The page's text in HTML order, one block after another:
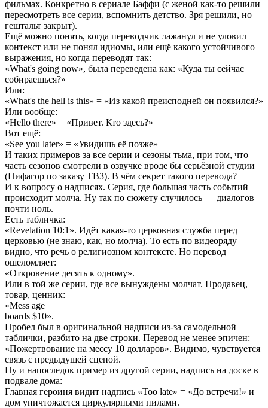
фильмах. Конкретно в сериале Баффи (с женой как-то решили
пересмотреть все серии, вспомнить детство. Зря решили, но
гештальт закрыт).
Ещё можно понять, когда переводчик лажанул и не уловил
контекст или не понял идиомы, или ещё какого устойчивого
выражения, но когда переводят так:
«What's going now», была переведена как: «Куда ты сейчас
собираешься?»
Или:
«What's the hell is this» = «Из какой преисподней он появился?»
Или вообще:
«Hello there» = «Привет. Кто здесь?»
Вот ещё:
«See you later» = «Увидишь её позже»
И таких примеров за все серии и сезоны тьма, при том, что
часть сезонов смотрели в озвучке вроде бы серьёзной студии
(Пифагор по заказу ТВ3). В чём секрет такого перевода?
И к вопросу о надписях. Серия, где большая часть событий
происходит молча. Ну так по сюжету случилось — диалогов
почти ноль.
Есть табличка:
«Revelation 10:1». Идёт какая-то церковная служба перед
церковью (не знаю, как, но молча). То есть по видеоряду
видно, что речь о религиозном контексте. Но перевод
ошеломляет:
«Откровение десять к одному».
Или в той же серии, где все вынуждены молчат. Продавец,
товар, ценник:
«Mess age
boards $10».
Пробел был в оригинальной надписи из-за самодельной
таблички, разбито на две строки. Перевод не менее эпичен:
«Пожертвование на мессу 10 долларов». Видимо, чувствуется
связь с предыдущей сценой.
Ну и напоследок пример из другой серии, надпись на доске в
подвале дома:
Главная героиня видит надпись «Too late» = «До встречи!» и
дом уничтожается циркулярными пилами.